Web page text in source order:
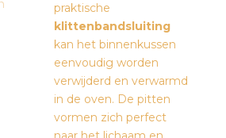
praktische
klittenbandsluiting
kan het binnenkussen
eenvoudig worden
verwijderd en verwarmd
in de oven. De pitten
vormen zich perfect